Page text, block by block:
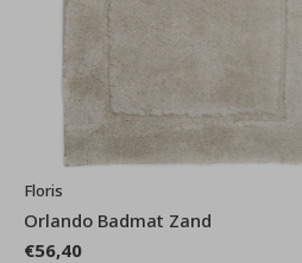
Floris
Orlando Badmat Zand
€56,40